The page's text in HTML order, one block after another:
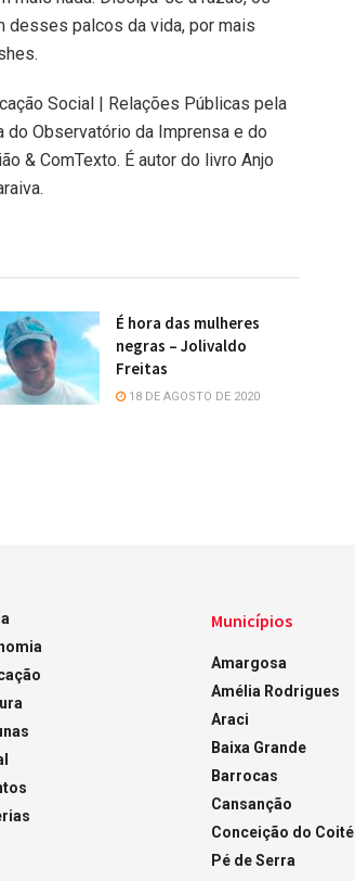
desses palcos da vida, por mais
Social | Relações Públicas pela
do Observatório da Imprensa e do
& ComTexto. É autor do livro Anjo
É hora das mulheres
negras – Jolivaldo
Freitas
18 DE AGOSTO DE 2020
Municípios
Amargosa
Amélia Rodrigues
Araci
Baixa Grande
Barrocas
Cansanção
Conceição do Coité
Pé de Serra